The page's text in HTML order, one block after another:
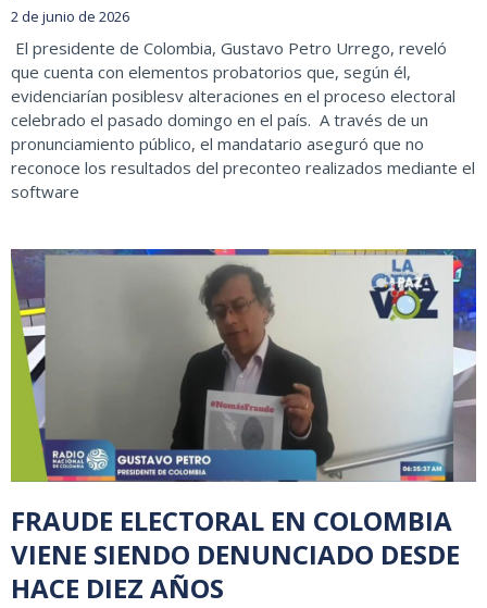
2 de junio de 2026
El presidente de Colombia, Gustavo Petro Urrego, reveló
que cuenta con elementos probatorios que, según él,
evidenciarían posiblesv alteraciones en el proceso electoral
celebrado el pasado domingo en el país. A través de un
pronunciamiento público, el mandatario aseguró que no
reconoce los resultados del preconteo realizados mediante el
software
FRAUDE ELECTORAL EN COLOMBIA
VIENE SIENDO DENUNCIADO DESDE
HACE DIEZ AÑOS